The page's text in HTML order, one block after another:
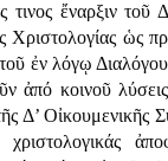
τινος ἔναρξιν τοῦ
Χριστολογίας ὡς
ἐν λόγῳ
ἀπό κοινοῦ
Δ’ Οἰκουμενικῆς